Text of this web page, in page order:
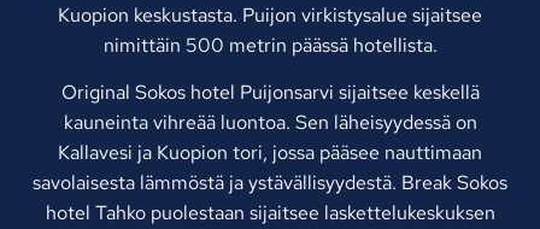
Kuopion keskustasta. Puijon virkistysalue sijaitsee
nimittäin 500 metrin päässä hotellista.
Original Sokos hotel Puijonsarvi sijaitsee keskellä
kauneinta vihreää luontoa. Sen läheisyydessä on
Kallavesi ja Kuopion tori, jossa pääsee nauttimaan
savolaisesta lämmöstä ja ystävällisyydestä. Break Sokos
hotel Tahko puolestaan sijaitsee laskettelukeskuksen